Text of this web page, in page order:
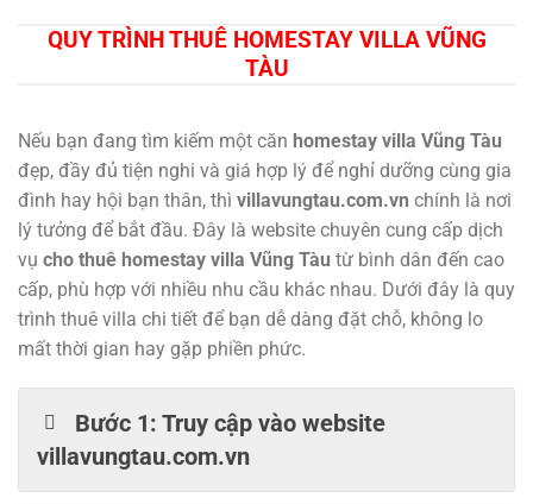
QUY TRÌNH THUÊ HOMESTAY VILLA VŨNG
TÀU
Nếu bạn đang tìm kiếm một căn homestay villa Vũng Tàu
đẹp, đầy đủ tiện nghi và giá hợp lý để nghỉ dưỡng cùng gia
đình hay hội bạn thân, thì villavungtau.com.vn chính là nơi
lý tưởng để bắt đầu. Đây là website chuyên cung cấp dịch
vụ cho thuê homestay villa Vũng Tàu từ bình dân đến cao
cấp, phù hợp với nhiều nhu cầu khác nhau. Dưới đây là quy
trình thuê villa chi tiết để bạn dễ dàng đặt chỗ, không lo
mất thời gian hay gặp phiền phức.
Bước 1: Truy cập vào website
villavungtau.com.vn